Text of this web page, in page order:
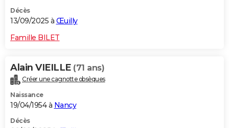
Décès
13/09/2025 à Œuilly
Famille BILET
Alain VIEILLE (71 ans)
Créer une cagnotte obsèques
Naissance
19/04/1954 à Nancy
Décès